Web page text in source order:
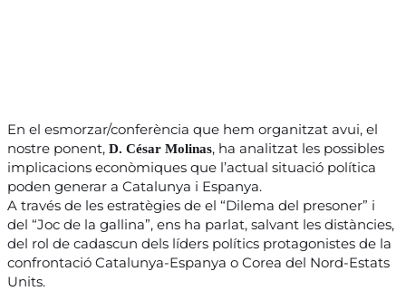
En el esmorzar/conferència que hem organitzat avui, el
nostre ponent, D. César Molinas, ha analitzat les possibles
implicacions econòmiques que l’actual situació política
poden generar a Catalunya i Espanya.
A través de les estratègies de el “Dilema del presoner” i
del “Joc de la gallina”, ens ha parlat, salvant les distàncies,
del rol de cadascun dels líders polítics protagonistes de la
confrontació Catalunya-Espanya o Corea del Nord-Estats
Units.